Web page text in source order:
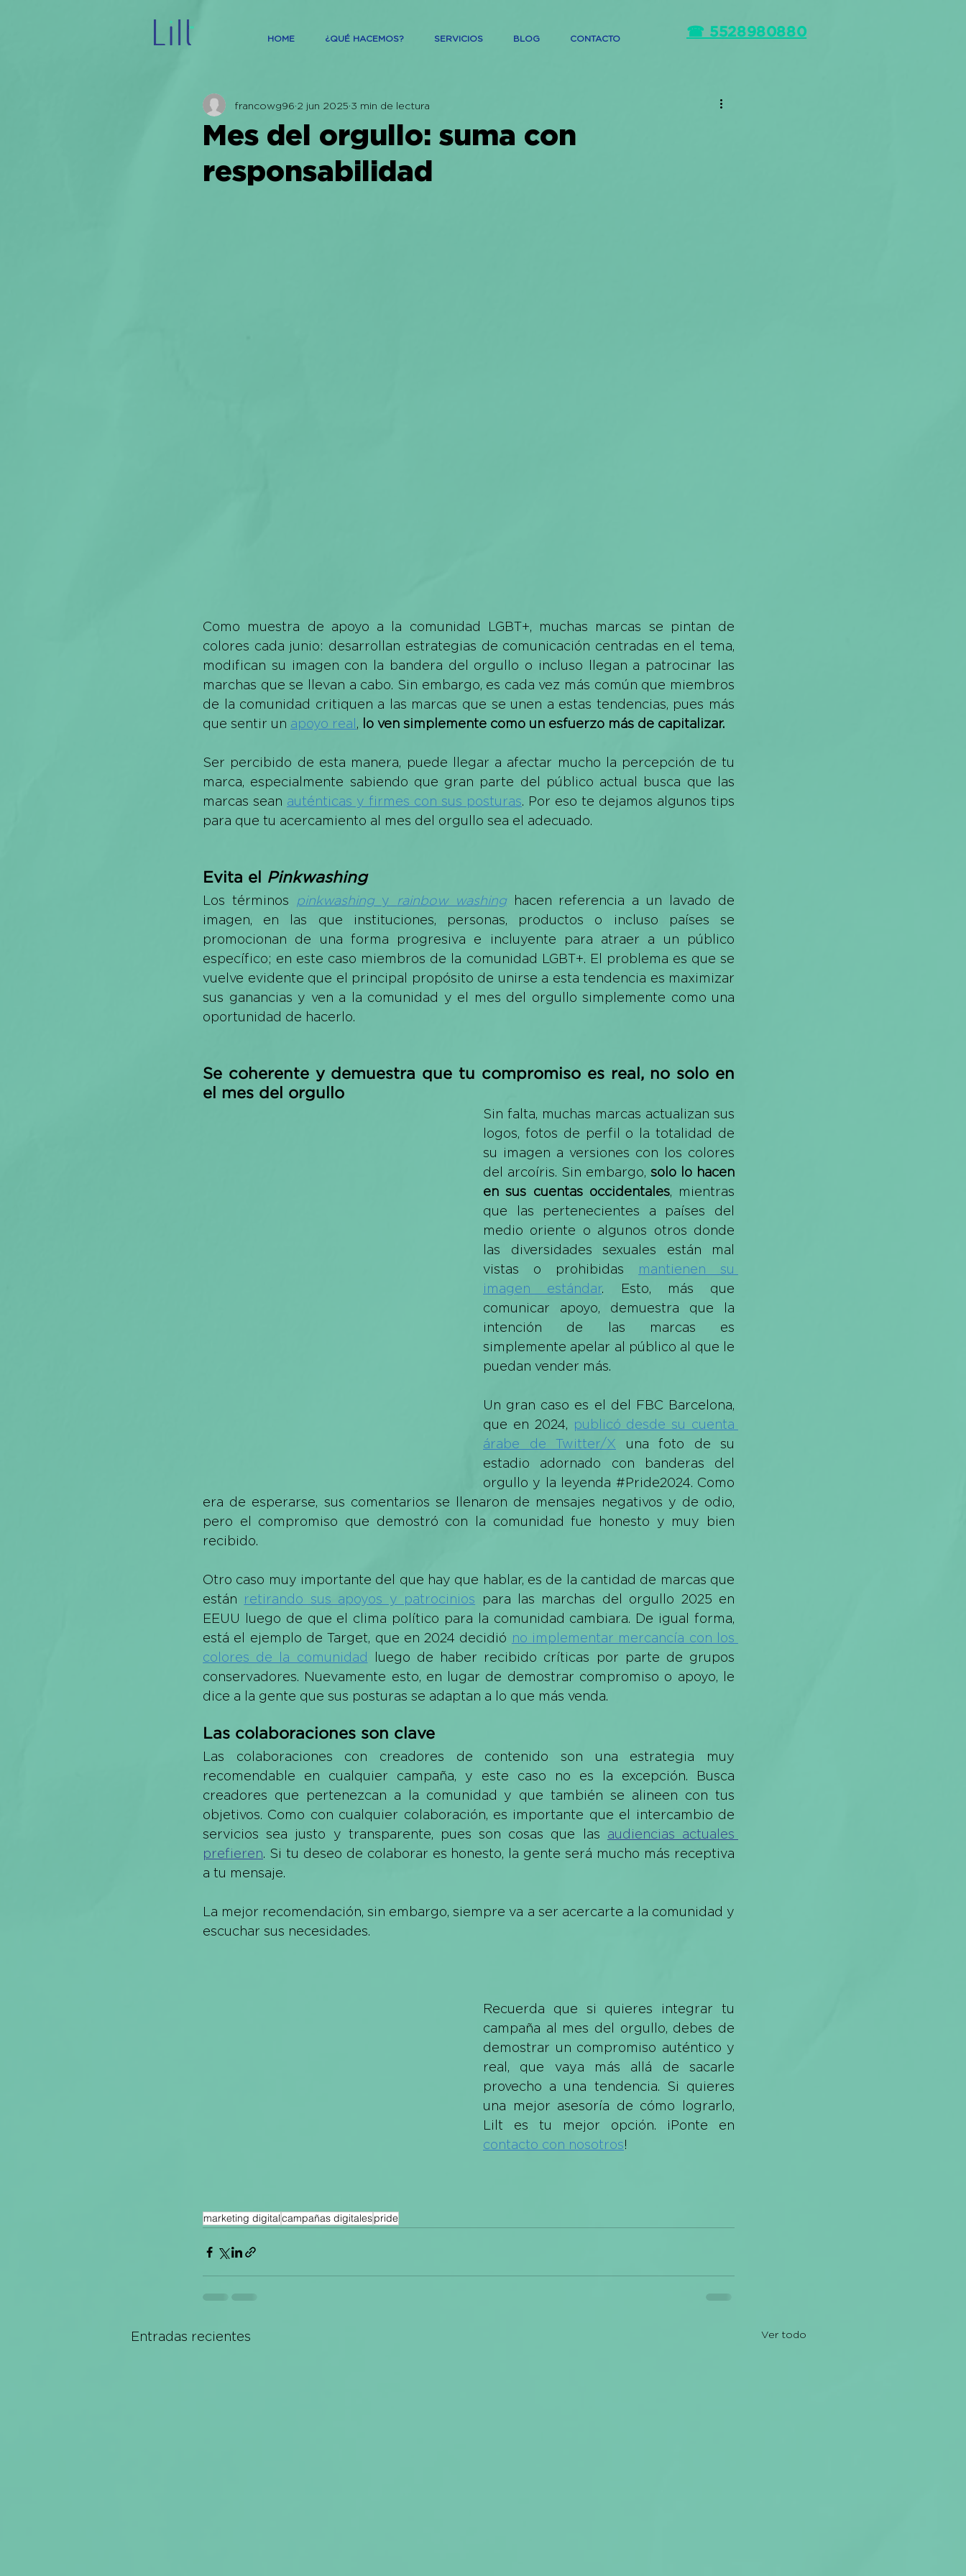
HOME ¿QUÉ HACEMOS? SERVICIOS BLOG CONTACTO ☎ 5528980880
Mes del orgullo: suma con
responsabilidad
francowg96 2 jun 2025 3 min de lectura
Como muestra de apoyo a la comunidad LGBT+, muchas marcas se pintan de
colores cada junio: desarrollan estrategias de comunicación centradas en el tema,
modifican su imagen con la bandera del orgullo o incluso llegan a patrocinar las
marchas que se llevan a cabo. Sin embargo, es cada vez más común que miembros
de la comunidad critiquen a las marcas que se unen a estas tendencias, pues más
que sentir un apoyo real , lo ven simplemente como un esfuerzo más de capitalizar.
Ser percibido de esta manera, puede llegar a afectar mucho la percepción de tu
marca, especialmente sabiendo que gran parte del público actual busca que las
marcas sean auténticas y firmes con sus posturas. Por eso te dejamos algunos tips
para que tu acercamiento al mes del orgullo sea el adecuado.
Evita el Pinkwashing
Los términos pinkwashing y rainbow washing hacen referencia a un lavado de
imagen, en las que instituciones, personas, productos o incluso países se
promocionan de una forma progresiva e incluyente para atraer a un público
específico; en este caso miembros de la comunidad LGBT+. El problema es que se
vuelve evidente que el principal propósito de unirse a esta tendencia es maximizar
sus ganancias y ven a la comunidad y el mes del orgullo simplemente como una
oportunidad de hacerlo.
Se coherente y demuestra que tu compromiso es real, no solo en
el mes del orgullo
Sin falta, muchas marcas actualizan sus
logos, fotos de perfil o la totalidad de
su imagen a versiones con los colores
del arcoíris. Sin embargo, solo lo hacen
en sus cuentas occidentales, mientras
que las pertenecientes a países del
medio oriente o algunos otros donde
las diversidades sexuales están mal
vistas o prohibidas
mantienen su
imagen estándar. Esto, más que
comunicar apoyo, demuestra que la
intención de las marcas es
simplemente apelar al público al que le
puedan vender más.
Un gran caso es el del FBC Barcelona,
que en 2024, publicó desde su cuenta
árabe de Twitter/X una foto de su
estadio adornado con banderas del
orgullo y la leyenda #Pride2024. Como
era de esperarse, sus comentarios se llenaron de mensajes negativos y de odio,
pero el compromiso que demostró con la comunidad fue honesto y muy bien
recibido.
Otro caso muy importante del que hay que hablar, es de la cantidad de marcas que
están
retirando sus apoyos y patrocinios para las marchas del orgullo 2025 en
EEUU luego de que el clima político para la comunidad cambiara. De igual forma,
está el ejemplo de Target, que en 2024 decidió no implementar mercancía con los
colores de la comunidad
luego de haber recibido críticas por parte de grupos
conservadores. Nuevamente esto, en lugar de demostrar compromiso o apoyo, le
dice a la gente que sus posturas se adaptan a lo que más venda.
Las colaboraciones son clave
Las colaboraciones con creadores de contenido son una estrategia muy
recomendable en cualquier campaña, y este caso no es la excepción. Busca
creadores que pertenezcan a la comunidad y que también se alineen con tus
objetivos. Como con cualquier colaboración, es importante que el intercambio de
servicios sea justo y transparente, pues son cosas que las audiencias actuales
prefieren. Si tu deseo de colaborar es honesto, la gente será mucho más receptiva
a tu mensaje.
La mejor recomendación, sin embargo, siempre va a ser acercarte a la comunidad y
escuchar sus necesidades.
Recuerda que si quieres integrar tu
campaña al mes del orgullo, debes de
demostrar un compromiso auténtico y
real, que vaya más allá de sacarle
provecho a una tendencia. Si quieres
una mejor asesoría de cómo lograrlo,
contacto con nosotros!
marketing digitalcampañas digitalespride
Entradas recientes Ver todo